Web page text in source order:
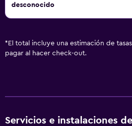
desconocido
* El total incluye una estimación de
pagar al hacer check-out.
Servicios e instalaciones